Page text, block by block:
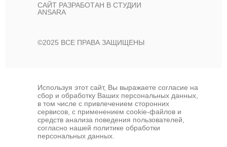
©2025 ВСЕ ПРАВА ЗАЩИЩЕНЫ
САЙТ РАЗРАБОТАН В СТУДИИ
ANSARA
Используя этот сайт, Вы выражаете согласие на
сбор и обработку Ваших персональных данных,
в том числе с привлечением сторонних
сервисов, с применением cookie-файлов и
средств анализа поведения пользователей,
согласно нашей политике обработки
персональных данных.